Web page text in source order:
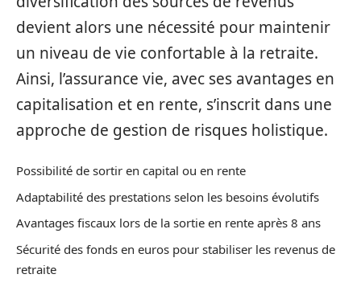
devient alors une nécessité pour maintenir
un niveau de vie confortable à la retraite.
Ainsi, l’assurance vie, avec ses avantages en
capitalisation et en rente, s’inscrit dans une
approche de gestion de risques holistique.
Possibilité de sortir en capital ou en rente
Adaptabilité des prestations selon les besoins évolutifs
Avantages fiscaux lors de la sortie en rente après 8 ans
Sécurité des fonds en euros pour stabiliser les revenus de
retraite